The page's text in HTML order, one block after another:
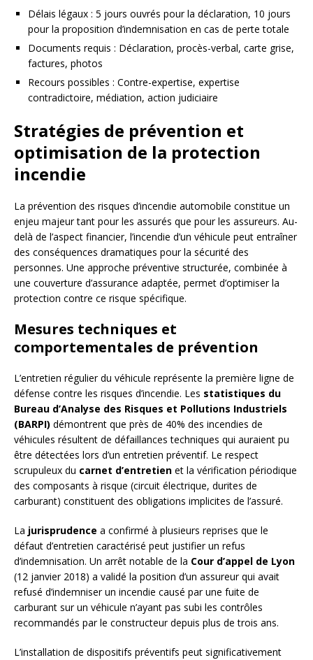
Délais légaux : 5 jours ouvrés pour la déclaration, 10 jours
pour la proposition d’indemnisation en cas de perte totale
Documents requis : Déclaration, procès-verbal, carte grise,
factures, photos
Recours possibles : Contre-expertise, expertise
contradictoire, médiation, action judiciaire
Stratégies de prévention et
optimisation de la protection
incendie
La prévention des risques d’incendie automobile constitue un
enjeu majeur tant pour les assurés que pour les assureurs. Au-
delà de l’aspect financier, l’incendie d’un véhicule peut entraîner
des conséquences dramatiques pour la sécurité des
personnes. Une approche préventive structurée, combinée à
une couverture d’assurance adaptée, permet d’optimiser la
protection contre ce risque spécifique.
Mesures techniques et
comportementales de prévention
L’entretien régulier du véhicule représente la première ligne de
défense contre les risques d’incendie. Les statistiques du
Bureau d’Analyse des Risques et Pollutions Industriels
(BARPI) démontrent que près de 40% des incendies de
véhicules résultent de défaillances techniques qui auraient pu
être détectées lors d’un entretien préventif. Le respect
scrupuleux du carnet d’entretien et la vérification périodique
des composants à risque (circuit électrique, durites de
carburant) constituent des obligations implicites de l’assuré.
La jurisprudence a confirmé à plusieurs reprises que le
défaut d’entretien caractérisé peut justifier un refus
d’indemnisation. Un arrêt notable de la Cour d’appel de Lyon
(12 janvier 2018) a validé la position d’un assureur qui avait
refusé d’indemniser un incendie causé par une fuite de
carburant sur un véhicule n’ayant pas subi les contrôles
recommandés par le constructeur depuis plus de trois ans.
L’installation de dispositifs préventifs peut significativement